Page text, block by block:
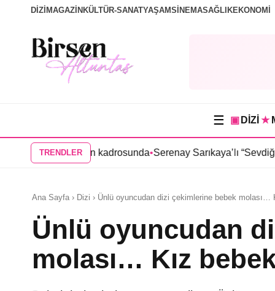
DİZİ MAGAZİN KÜLTÜR-SANATYAŞAMSİNEMASAĞLIKEKONOMİ
☰ ▣ DİZİ ★
TRENDLER
dizisinin kadrosunda•Serenay Sarıkaya’lı “Sevdiğim
Ana Sayfa › Dizi › Ünlü oyuncudan dizi çekimlerine bebek molası…
Ünlü oyuncudan
molası… Kız